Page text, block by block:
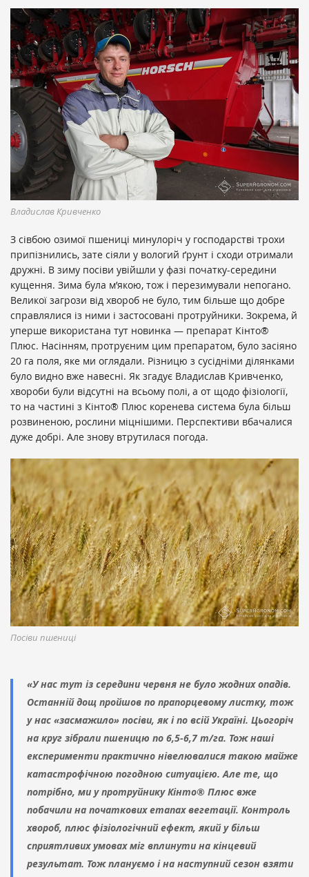
Владислав Кривченко
З сівбою озимої пшениці минулоріч у господарстві трохи
припізнились, зате сіяли у вологий ґрунт і сходи отримали
дружні. В зиму посіви увійшли у фазі початку-середини
кущення. Зима була м’якою, тож і перезимували непогано.
Великої загрози від хвороб не було, тим більше що добре
справлялися із ними і застосовані протруйники. Зокрема, й
уперше використана тут новинка — препарат Кінто®
Плюс. Насінням, протруєним цим препаратом, було засіяно
20 га поля, яке ми оглядали. Різницю з сусідніми ділянками
було видно вже навесні. Як згадує Владислав Кривченко,
хвороби були відсутні на всьому полі, а от щодо фізіології,
то на частині з Кінто® Плюс коренева система була більш
розвиненою, рослини міцнішими. Перспективи вбачалися
дуже добрі. Але знову втрутилася погода.
Посіви пшениці
«У нас тут із середини червня не було жодних опадів.
Останній дощ пройшов по прапорцевому листку, тож
у нас «засмажило» посіви, як і по всій Україні. Цьогоріч
на круг зібрали пшеницю по 6,5-6,7 т/га. Тож наші
експерименти практично нівелювалися такою майже
катастрофічною погодною ситуацією. Але те, що
потрібно, ми у протруйнику Кінто® Плюс вже
побачили на початкових етапах вегетації. Контроль
хвороб, плюс фізіологічний ефект, який у більш
сприятливих умовах міг вплинути на кінцевий
результат. Тож плануємо і на наступний сезон взяти